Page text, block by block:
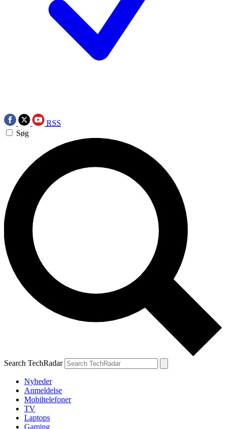
RSS
Søg
Search TechRadar
Nyheder
Anmeldelse
Mobiltelefoner
TV
Laptops
Gaming